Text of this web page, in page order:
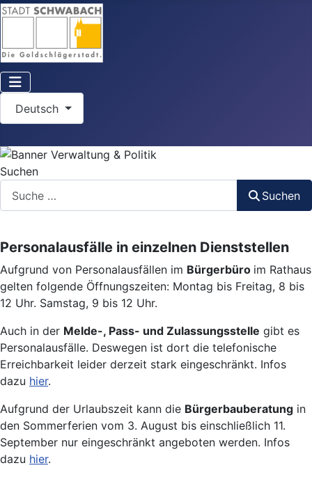
Deutsch
Suchen
Suchen
Personalausfälle in einzelnen Dienststellen
Aufgrund von Personalausfällen im Bürgerbüro im Rathaus
gelten folgende Öffnungszeiten: Montag bis Freitag, 8 bis
12 Uhr. Samstag, 9 bis 12 Uhr.
Auch in der Melde-, Pass- und Zulassungsstelle gibt es
Personalausfälle. Deswegen ist dort die telefonische
Erreichbarkeit leider derzeit stark eingeschränkt. Infos
dazu hier.
Aufgrund der Urlaubszeit kann die Bürgerbauberatung in
den Sommerferien vom 3. August bis einschließlich 11.
September nur eingeschränkt angeboten werden. Infos
dazu hier.